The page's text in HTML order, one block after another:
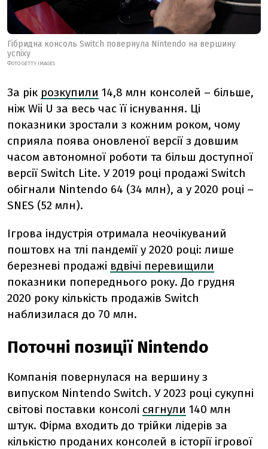
Гібридна консоль Switch повернула Nintendo на вершину
успіху
ФОТО GETTY IMAGES
За рік розкупили 14,8 млн консолей – більше,
ніж Wii U за весь час її існування. Ці
показники зростали з кожним роком, чому
сприяла поява оновленої версії з довшим
часом автономної роботи та більш доступної
версії Switch Lite. У 2019 році продажі Switch
обігнали Nintendo 64 (34 млн), а у 2020 році –
SNES (52 млн).
Ігрова індустрія отримала неочікуваний
поштовх на тлі пандемії у 2020 році: лише
березневі продажі вдвічі перевищили
показники попереднього року. До грудня
2020 року кількість продажів Switch
наблизилася до 70 млн.
Поточні позиції Nintendo
Компанія повернулася на вершину з
випуском Nintendo Switch. У 2023 році сукупні
світові поставки консолі сягнули 140 млн
штук. Фірма входить до трійки лідерів за
кількістю проданих консолей в історії ігрової